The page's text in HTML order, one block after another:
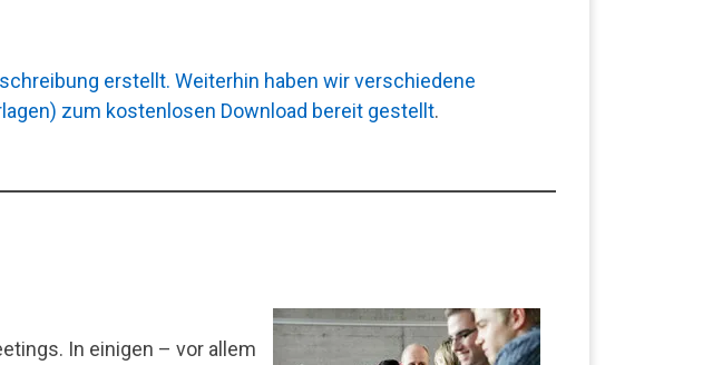
erstellt. Weiterhin haben wir verschiedene
zum kostenlosen Download bereit gestellt.
In einigen – vor allem